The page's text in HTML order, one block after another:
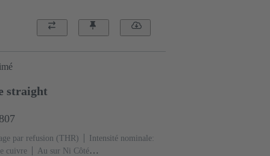
straight
par refusion (THR)
Intensité nominale:
cuivre
Au sur Ni Côté